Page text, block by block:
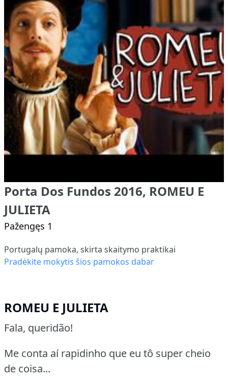
Porta Dos Fundos 2016, ROMEU E
JULIETA
Pažengęs 1
Portugalų pamoka, skirta skaitymo praktikai
Pradėkite mokytis šios pamokos dabar
ROMEU E JULIETA
Fala, queridão!
Me conta aí rapidinho que eu tô super cheio
de coisa...